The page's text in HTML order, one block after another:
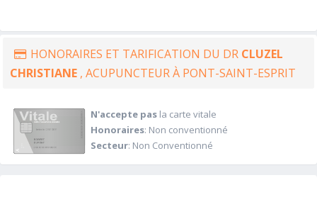
HONORAIRES ET TARIFICATION DU DR CLUZEL
CHRISTIANE , ACUPUNCTEUR À PONT-SAINT-ESPRIT
N'accepte pasla carte vitale
Honoraires: Non conventionné
Secteur: Non Conventionné